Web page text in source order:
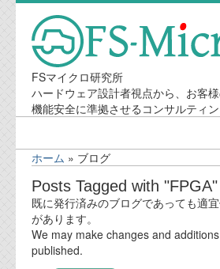
FSマイクロ研究所
ハードウェア設計者視点から、お客
機能安全に準拠させるコンサルティ
ニュース
業務内容
ホーム » ブログ
Posts Tagged with "FPGA"
既に発行済みのブログであっても適
があります。
We may make changes and
published.